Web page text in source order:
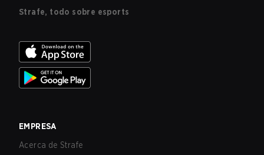
Strafe, todo sobre esports
EMPRESA
Acerca de Strafe